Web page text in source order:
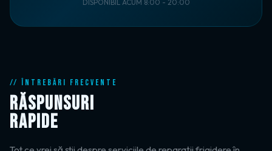
DISPONIBIL ACUM 8:00 - 20:00
// ÎNTREBĂRI FRECVENTE
RĂSPUNSURI
RAPIDE